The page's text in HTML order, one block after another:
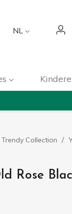
NL
Collection
Rose